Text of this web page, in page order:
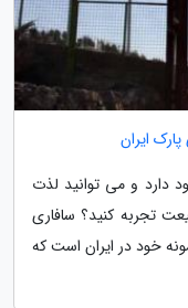
ایران
دارد و می توانید لذت
تجربه کنید؟ سافاری
خود در ایران است که